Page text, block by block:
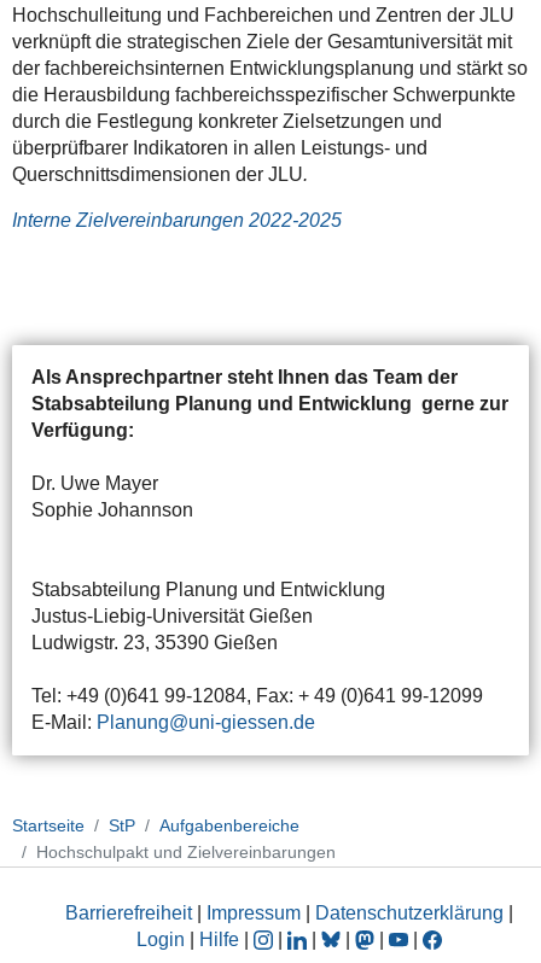
Hochschulleitung und Fachbereichen und Zentren der JLU
verknüpft die strategischen Ziele der Gesamtuniversität mit
der fachbereichsinternen Entwicklungsplanung und stärkt so
die Herausbildung fachbereichsspezifischer Schwerpunkte
durch die Festlegung konkreter Zielsetzungen und
überprüfbarer Indikatoren in allen Leistungs- und
Querschnittsdimensionen der JLU.
Interne Zielvereinbarungen 2022-2025
Als Ansprechpartner steht Ihnen das Team der
Stabsabteilung Planung und Entwicklung gerne zur
Verfügung:
Dr. Uwe Mayer
Sophie Johannson
Stabsabteilung Planung und Entwicklung
Justus-Liebig-Universität Gießen
Ludwigstr. 23, 35390 Gießen
Tel: +49 (0)641 99-12084, Fax: + 49 (0)641 99-12099
E-Mail: Planung@uni-giessen.de
Startseite StP
Aufgabenbereiche
Hochschulpakt und Zielvereinbarungen
Barrierefreiheit| Impressum Datenschutzerklärung
Login
Hilfe